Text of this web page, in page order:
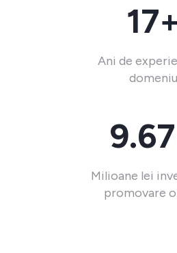
17+
Ani de
domeniu
Milioane lei
promovare